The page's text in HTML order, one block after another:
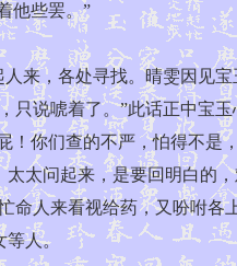
他些罢。”
来，各处寻找。晴雯因见宝
只说唬着了。”此话正中宝
！你们查的不严，怕得不是
太问起来，是要回明白的
命人来看视给药，又吩咐各
人。